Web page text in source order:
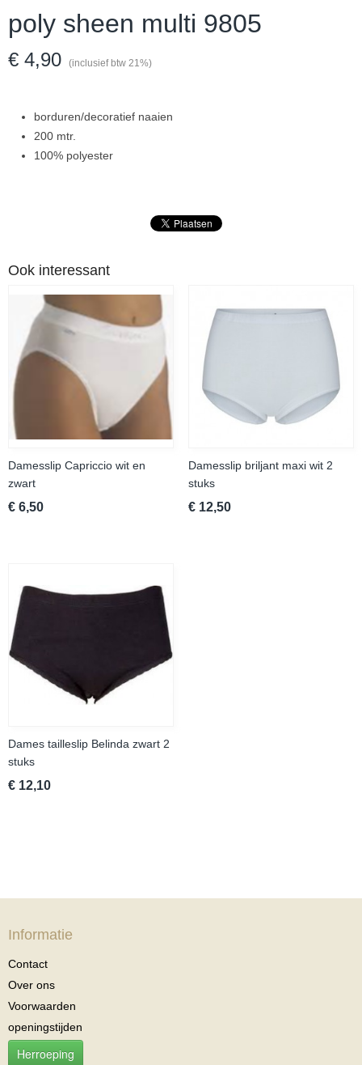
poly sheen multi 9805
€ 4,90 (inclusief btw 21%)
borduren/decoratief naaien
200 mtr.
100% polyester
Ook interessant
Damesslip Capriccio wit en
zwart
€ 6,50
Damesslip briljant maxi wit 2
stuks
€ 12,50
Dames tailleslip Belinda zwart 2
stuks
€ 12,10
Informatie
Contact
Over ons
Voorwaarden
openingstijden
Herroeping